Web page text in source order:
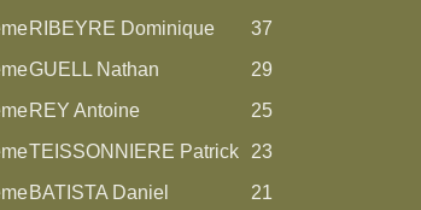
RIBEYRE Dominique
37
GUELL Nathan
29
REY Antoine
25
TEISSONNIERE Patrick
23
BATISTA Daniel
21